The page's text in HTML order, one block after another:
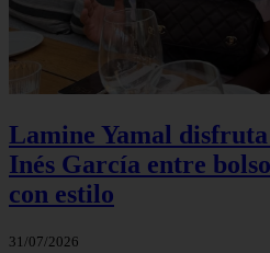
Lamine Yamal
Inés García entre
con estilo
31/07/2026